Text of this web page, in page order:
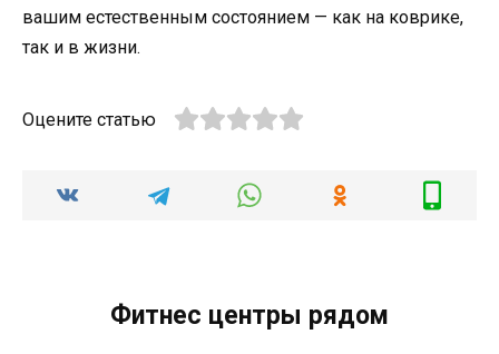
вашим естественным состоянием — как на коврике,
так и в жизни.
Оцените статью
Фитнес центры рядом